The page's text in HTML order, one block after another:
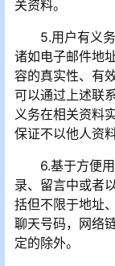
关资料。
5.用户有义务
诸如电子邮件地
容的真实性、有
可以通过上述联
义务在相关资料
保证不以他人资
6.基于方便用
录、留言中或者
括但不限于地址
聊天号码，网络
定的除外。